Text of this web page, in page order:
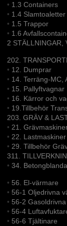
• 1.3 Containers
• 1.4 Slamtoaletter
• 1.5 Trappor
• 1.6
2 STÄLLNINGAR,
202.
• 12. Dumprar
• 14. Terräng-MC,
• 15. Pallyftvagnar
• 16. Kärror och
• 19.Tillbehör
203. GRÄV &
• 21.
• 22. Lastmaskiner
• 29. Tillbehör
311.
•34.
• 56. El-värmare
• 56-1 Oljedrivna
• 56-2 Gasoldrivna
• 56-4
• 56-6 Tjältinare